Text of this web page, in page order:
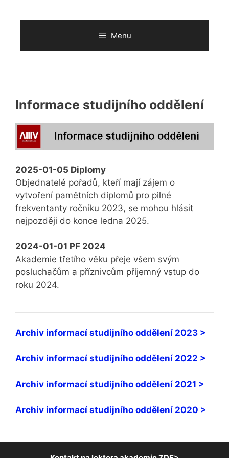
Menu
Informace studijního oddělení
2025-01-05 Diplomy
Objednatelé pořadů, kteří mají zájem o
vytvoření pamětních diplomů pro pilné
frekventanty ročníku 2023, se mohou hlásit
nejpozději do konce ledna 2025.
2024-01-01 PF 2024
Akademie třetího věku přeje všem svým
posluchačům a příznivcům příjemný vstup do
roku 2024.
Archiv informací studijního oddělení 2023 >
Archiv informací studijního oddělení 2022 >
Archiv informací studijního oddělení 2021 >
Archiv informací studijního oddělení 2020 >